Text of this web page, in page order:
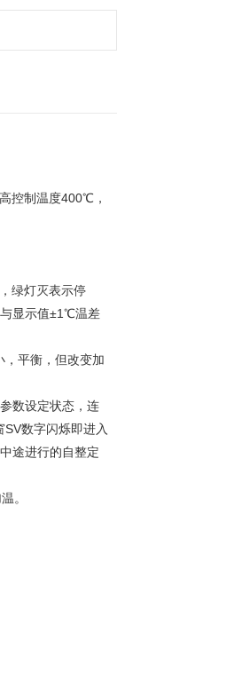
控制温度400℃，
绿灯灭表示停
与显示值±1℃温差
，平衡，但改变加
数设定状态，连
数字闪烁即进入
途进行的自整定
。